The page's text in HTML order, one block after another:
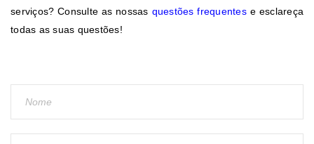
serviços? Consulte as nossas questões frequentese esclareça
todas as suas questões!